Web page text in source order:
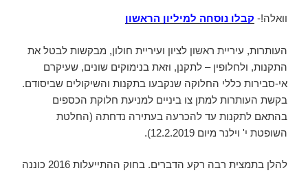
וואלה!- קבלו נוסחה למיליון הראשון
העותרות, עיריית ראשון לציון ועיריית חולון, מבקשות לבטל את
התקנות, ולחלופין – לתקנן, וזאת בנימוקים שונים, שעיקרם
אי-סבירות כללי החלוקה שנקבעו בתקנות והשיקולים שביסודם.
בקשת העותרות למתן צו ביניים למניעת חלוקת הכספים
בהתאם לתקנות עד להכרעה בעתירה נדחתה (החלטת
השופטת י' וילנר מיום 12.2.2019).
להלן בתמצית רבה רקע הדברים. בחוק ההתייעלות 2016 כוננה